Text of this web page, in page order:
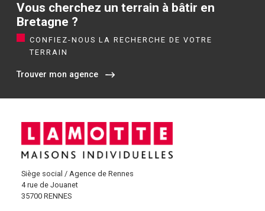
Vous cherchez un terrain à bâtir en
Bretagne ?
CONFIEZ-NOUS LA RECHERCHE DE VOTRE
TERRAIN
Trouver mon agence
Siège social / Agence de Rennes
4 rue de Jouanet
35700 RENNES